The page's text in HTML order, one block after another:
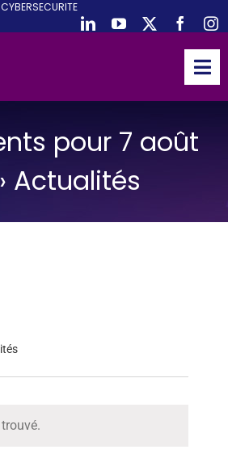
CYBERSECURITE
pour 7 août
› Actualités